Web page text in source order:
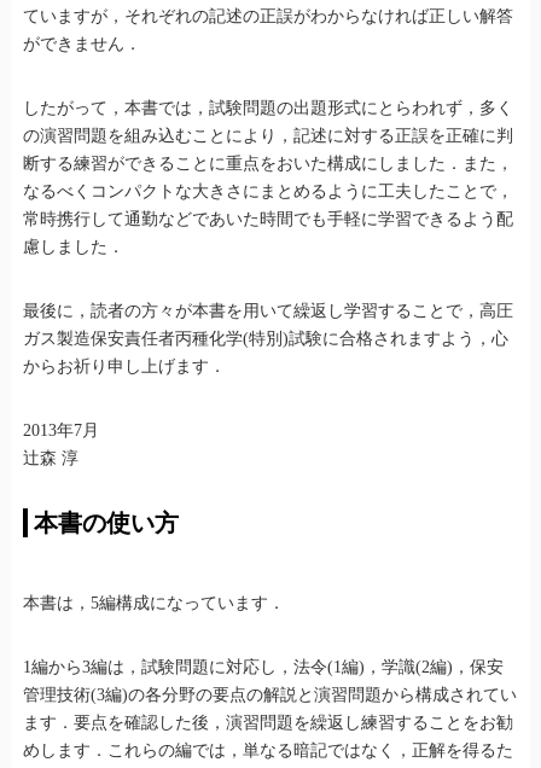
ていますが，それぞれの記述の正誤がわからなければ正しい解答
ができません．
したがって，本書では，試験問題の出題形式にとらわれず，多く
の演習問題を組み込むことにより，記述に対する正誤を正確に判
断する練習ができることに重点をおいた構成にしました．また，
なるべくコンパクトな大きさにまとめるように工夫したことで，
常時携行して通勤などであいた時間でも手軽に学習できるよう配
慮しました．
最後に，読者の方々が本書を用いて繰返し学習することで，高圧
ガス製造保安責任者丙種化学(特別)試験に合格されますよう，心
からお祈り申し上げます．
2013年7月
辻森 淳
本書の使い方
本書は，5編構成になっています．
1編から3編は，試験問題に対応し，法令(1編)，学識(2編)，保安
管理技術(3編)の各分野の要点の解説と演習問題から構成されてい
ます．要点を確認した後，演習問題を繰返し練習することをお勧
めします．これらの編では，単なる暗記ではなく，正解を得るた